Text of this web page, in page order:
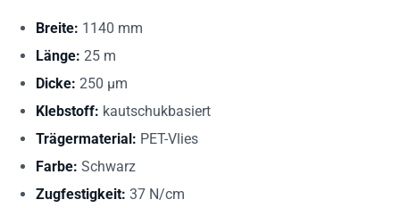
Breite: 1140 mm
Länge: 25 m
Dicke: 250 µm
Klebstoff: kautschukbasiert
Trägermaterial: PET-Vlies
Farbe: Schwarz
Zugfestigkeit: 37 N/cm